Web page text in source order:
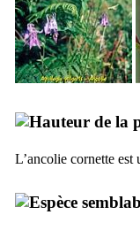
L’ancolie cornette est